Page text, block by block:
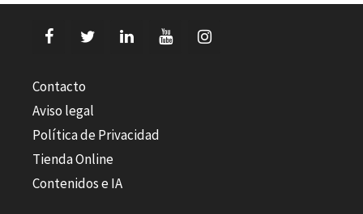
Contacto
Aviso legal
Política de Privacidad
Tienda Online
Contenidos e IA